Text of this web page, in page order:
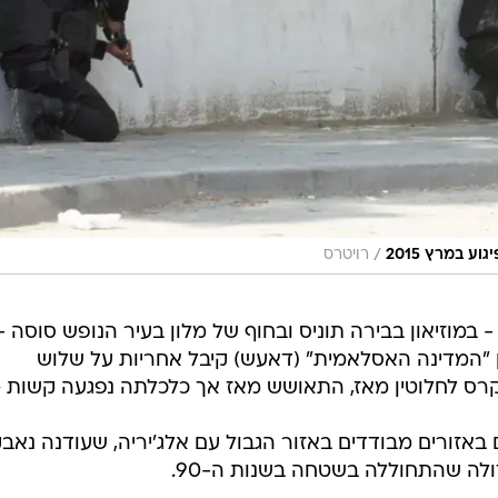
במרץ 2015 / רויטרס
- במוזיאון בבירה תוניס ובחוף של מלון בעיר הנופש סוסה
"המדינה האסלאמית" (דאעש) קיבל אחריות על שלוש
לחלוטין מאז, התאושש מאז אך כלכלתה נפגעה קשות
באזורים מבודדים באזור הגבול עם אלג'יריה, שעודנה
שהתחוללה בשטחה בשנות ה-90.